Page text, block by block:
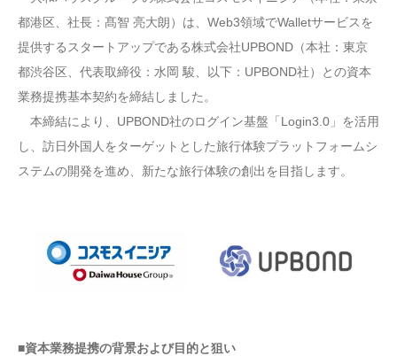
都港区、社長：髙智 亮大朗）は、Web3領域でWalletサービスを
提供するスタートアップである株式会社UPBOND（本社：東京
都渋谷区、代表取締役：水岡 駿、以下：UPBOND社）との資本
業務提携基本契約を締結しました。
本締結により、UPBOND社のログイン基盤「Login3.0」を活用
し、訪日外国人をターゲットとした旅行体験プラットフォームシ
ステムの開発を進め、新たな旅行体験の創出を目指します。
■資本業務提携の背景および目的と狙い